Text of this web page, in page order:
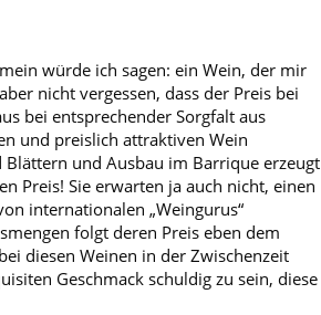
würde ich sagen: ein Wein, der mir
nicht vergessen, dass der Preis bei
bei entsprechender Sorgfalt aus
und preislich attraktiven Wein
und Ausbau im Barrique erzeugt
Preis! Sie erwarten ja auch nicht, einen
internationalen „Weingurus“
folgt deren Preis eben dem
diesen Weinen in der Zwischenzeit
Geschmack schuldig zu sein, diese